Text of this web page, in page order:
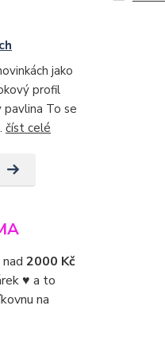
jako
profil
To se
číst celé
2000 Kč
♥ a to
na